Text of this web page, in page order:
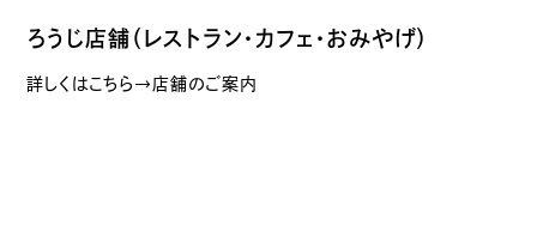
ろうじ店舗（レストラン・カフェ・おみやげ）
詳しくはこちら→店舗のご案内